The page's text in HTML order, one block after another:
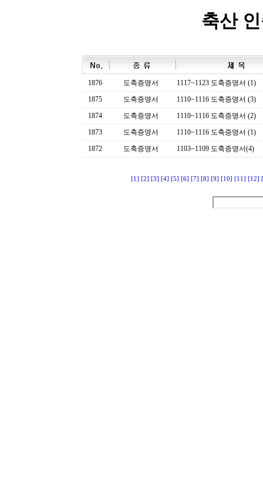
축산
1876 도축증명서
1117~1123 도축증명서 (1)
1875
도축증명서
1110~1116 도축증명서 (3)
1874
도축증명서
1110~1116 도축증명서 (2)
1873
도축증명서
1110~1116 도축증명서 (1)
1872
도축증명서 1103~1109 도축증명서(4)
[1] [2] [3] [4] [5] [6] [7] [8] [9] [10] [11] [12]